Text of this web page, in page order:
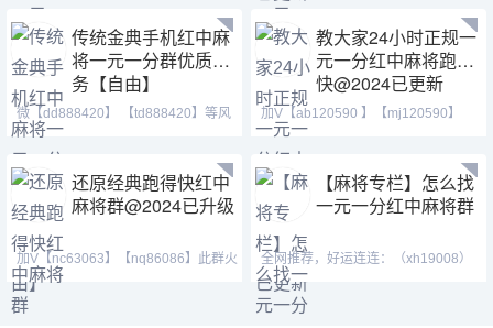
传统金典手机红中麻
将一元一分群优质服
务【自由】
微【dd888420】 【td888420】等风
也等你。喜欢打麻将
教大家24小时正规一
元一分红中麻将跑得
快@2024已更新
加V【ab120590 】【mj120590】
【tj525555】群主QQ:443
还原经典跑得快红中
麻将群@2024已升级
加V【nc63063】【nq86086】此群火
爆正规，玩法简单，随玩
【麻将专栏】怎么找
一元一分红中麻将群
全网推荐，好运连连：（xh19008）
（ xh29008）【tj19008】红中麻将